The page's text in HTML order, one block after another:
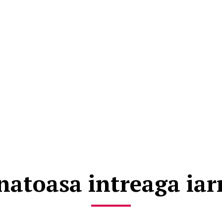
intreaga